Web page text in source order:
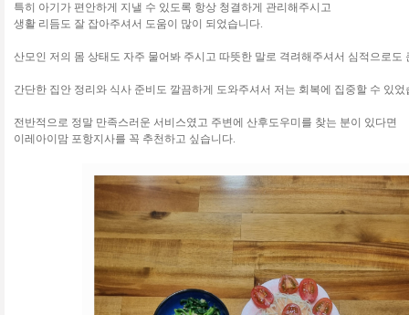
특히 아기가 편안하게 지낼 수 있도록 항상 청결하게 관리해주시고
생활 리듬도 잘 잡아주셔서 도움이 많이 되었습니다.
산모인 저의 몸 상태도 자주 물어봐 주시고 따뜻한 말로 격려해주셔서 심적으로도
간단한 집안 정리와 식사 준비도 깔끔하게 도와주셔서 저는 회복에 집중할 수 있었
전반적으로 정말 만족스러운 서비스였고 주변에 산후도우미를 찾는 분이 있다면
이레아이맘 포항지사를 꼭 추천하고 싶습니다.